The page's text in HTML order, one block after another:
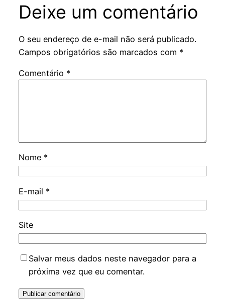
Deixe um comentário
O seu endereço de e-mail não será publicado.
Campos obrigatórios são marcados com *
Comentário *
Nome *
E-mail *
Site
Salvar meus dados neste navegador para a
próxima vez que eu comentar.